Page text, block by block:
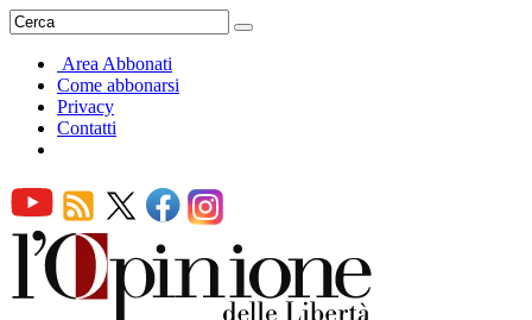
Area Abbonati
Come abbonarsi
Privacy
Contatti